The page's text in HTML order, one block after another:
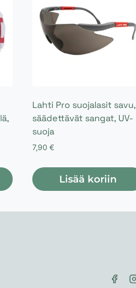
Lahti Pro suojalasit savu,
säädettävät sangat, UV-
suoja
7,90 €
Lisää koriin